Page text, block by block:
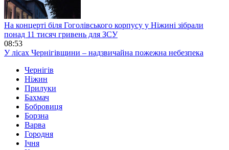
На концерті біля Гоголівського корпусу у Ніжині зібрали
понад 11 тисяч гривень для ЗСУ
08:53
У лісах Чернігівщини – надзвичайна пожежна небезпека
Чернігів
Ніжин
Прилуки
Бахмач
Бобровиця
Борзна
Варва
Городня
Ічня